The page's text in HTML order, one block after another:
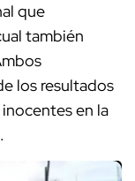
que
también
los resultados
inocentes en la